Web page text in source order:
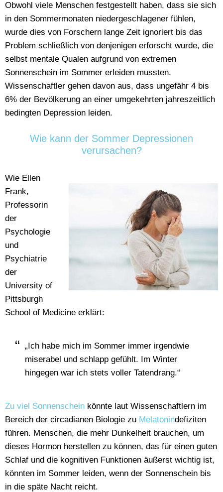
Obwohl viele Menschen festgestellt haben, dass sie sich
in den Sommermonaten niedergeschlagener fühlen,
wurde dies von Forschern lange Zeit ignoriert bis das
Problem schließlich von denjenigen erforscht wurde, die
selbst mentale Qualen aufgrund von extremen
Sonnenschein im Sommer erleiden mussten.
Wissenschaftler gehen davon aus, dass ungefähr 4 bis
6% der Bevölkerung an einer umgekehrten jahreszeitlich
bedingten Depression leiden.
Wie kann der Sommer Depressionen
verursachen?
Wie Ellen
Frank,
Professorin
der
Psychologie
und
Psychiatrie
der
University of
Pittsburgh
School of Medicine erklärt:
„Ich habe mich im Sommer immer irgendwie
miserabel und schlapp gefühlt. Im Winter
hingegen war ich stets voller Tatendrang.“
Zu viel Sonnenschein könnte laut Wissenschaftlern im
Bereich der circadianen Biologie zu Melatonindefiziten
führen. Menschen, die mehr Dunkelheit brauchen, um
dieses Hormon herstellen zu können, das für einen guten
Schlaf und die kognitiven Funktionen äußerst wichtig ist,
könnten im Sommer leiden, wenn der Sonnenschein bis
in die späte Nacht reicht.